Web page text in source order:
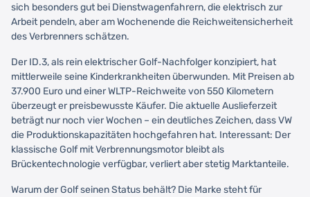
sich besonders gut bei Dienstwagenfahrern, die elektrisch zur
Arbeit pendeln, aber am Wochenende die Reichweitensicherheit
des Verbrenners schätzen.
Der ID.3, als rein elektrischer Golf-Nachfolger konzipiert, hat
mittlerweile seine Kinderkrankheiten überwunden. Mit Preisen ab
37.900 Euro und einer WLTP-Reichweite von 550 Kilometern
überzeugt er preisbewusste Käufer. Die aktuelle Auslieferzeit
beträgt nur noch vier Wochen – ein deutliches Zeichen, dass VW
die Produktionskapazitäten hochgefahren hat. Interessant: Der
klassische Golf mit Verbrennungsmotor bleibt als
Brückentechnologie verfügbar, verliert aber stetig Marktanteile.
Warum der Golf seinen Status behält? Die Marke steht für